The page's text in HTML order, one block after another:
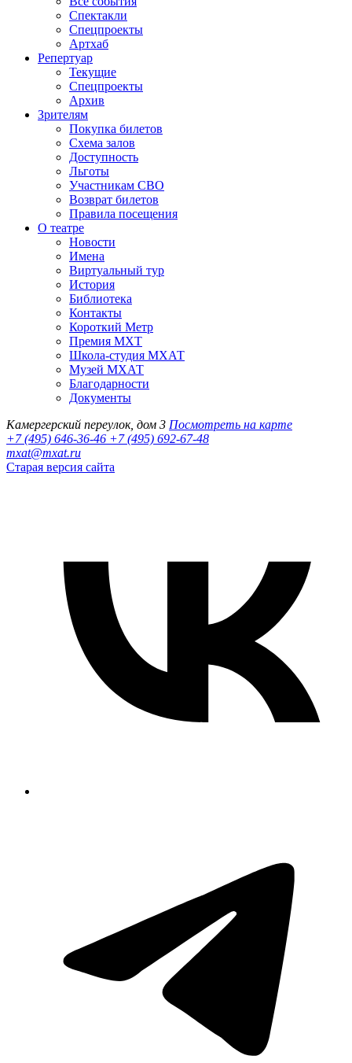
Спектакли
Спецпроекты
Артхаб
Репертуар
Текущие
Спецпроекты
Архив
Зрителям
Покупка билетов
Схема залов
Доступность
Льготы
Участникам СВО
Возврат билетов
Правила посещения
О театре
Новости
Имена
Виртуальный тур
История
Библиотека
Контакты
Короткий Метр
Премия МХТ
Школа-студия МХАТ
Музей МХАТ
Благодарности
Документы
Камергерский переулок, дом 3 Посмотреть на карте
+7 (495) 646-36-46 +7 (495) 692-67-48‬
mxat@mxat.ru
Старая версия сайта